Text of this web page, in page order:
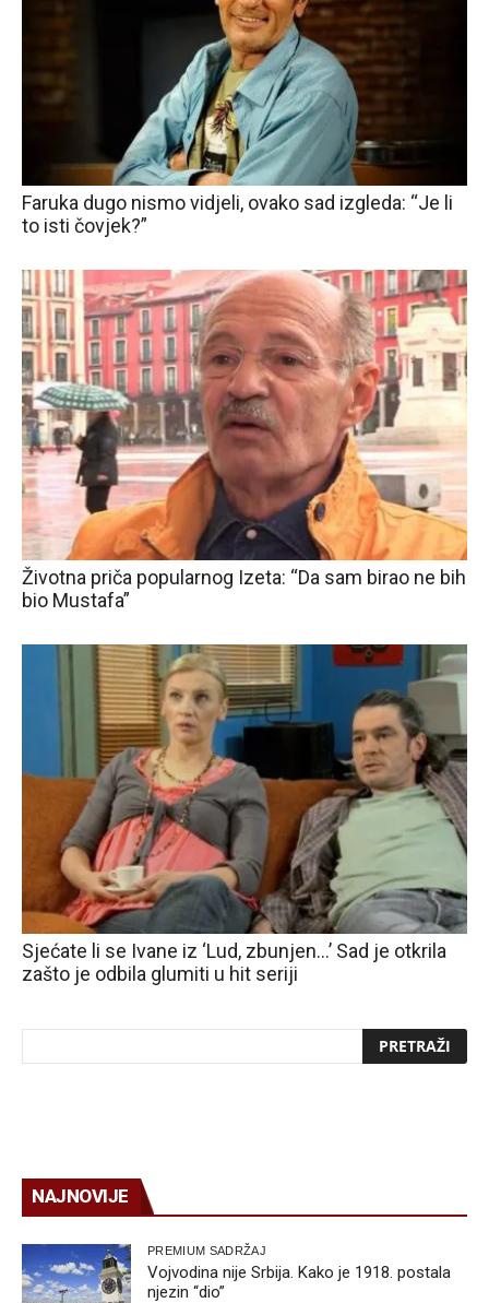
Faruka dugo nismo vidjeli, ovako sad izgleda: “Je li
to isti čovjek?”
Životna priča popularnog Izeta: “Da sam birao ne bih
bio Mustafa”
Sjećate li se Ivane iz ‘Lud, zbunjen…’ Sad je otkrila
zašto je odbila glumiti u hit seriji
NAJNOVIJE
PREMIUM SADRŽAJ
Vojvodina nije Srbija. Kako je 1918. postala
njezin “dio”